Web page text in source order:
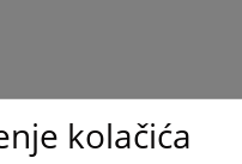
kolačića